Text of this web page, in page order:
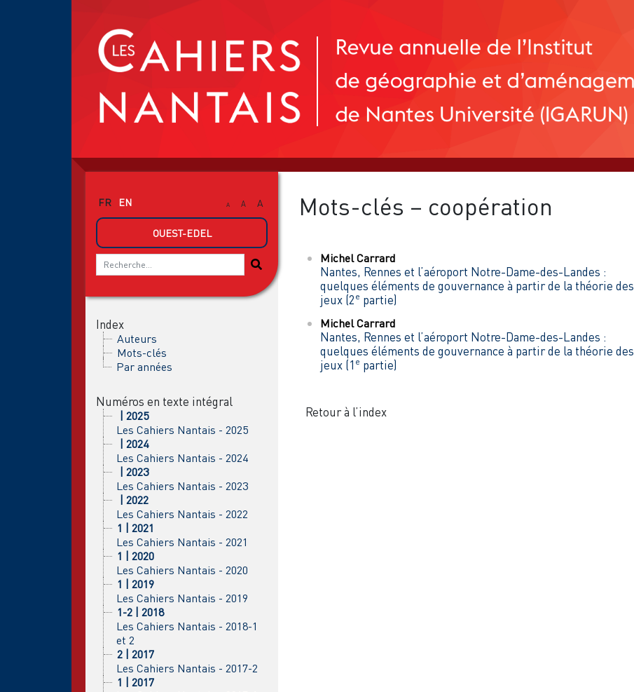
FR EN A A A
OUEST-EDEL
Index
Auteurs
Mots-clés
Par années
Numéros en texte intégral
| 2025
Les Cahiers Nantais - 2025
| 2024
Les Cahiers Nantais - 2024
| 2023
Les Cahiers Nantais - 2023
| 2022
Les Cahiers Nantais - 2022
1 | 2021
Les Cahiers Nantais - 2021
1 | 2020
Les Cahiers Nantais - 2020
1 | 2019
Les Cahiers Nantais - 2019
1-2 | 2018
Les Cahiers Nantais - 2018-1
et 2
2 | 2017
Les Cahiers Nantais - 2017-2
1 | 2017
Mots-clés – coopération
MichelCarrard
Nantes, Rennes et l’aéroport Notre-Dame-des-Landes :
quelques éléments de gouvernance à partir de la théorie des
jeux (2e partie)
MichelCarrard
Nantes, Rennes et l’aéroport Notre-Dame-des-Landes :
quelques éléments de gouvernance à partir de la théorie des
jeux (1 e partie)
Retour à l’index